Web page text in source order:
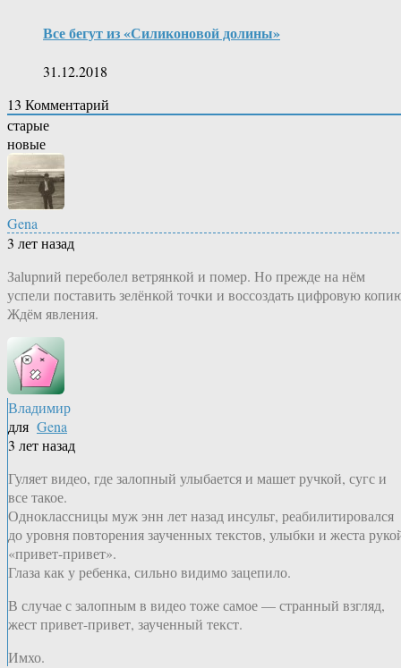
Все бегут из «Силиконовой долины»
31.12.2018
13 Комментарий
старые
новые
Gena
3 лет назад
Заlupnий переболел ветрянкой и помер. Но прежде на нём
успели поставить зелёнкой точки и воссоздать цифровую
Ждём явления.
Владимир
для Gena
3 лет назад
Гуляет видео, где залопный улыбается и машет ручкой, сугс и
все такое.
Одноклассницы муж энн лет назад инсульт, реабилитировался
до уровня повторения заученных текстов, улыбки и жеста
«привет-привет».
Глаза как у ребенка, сильно видимо зацепило.
В случае с залопным в видео тоже самое — странный взгляд,
жест привет-привет, заученный текст.
Имхо.